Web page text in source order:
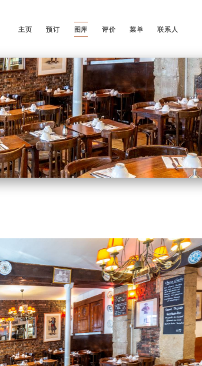
主页 预订 图库 评价 菜单 联系人